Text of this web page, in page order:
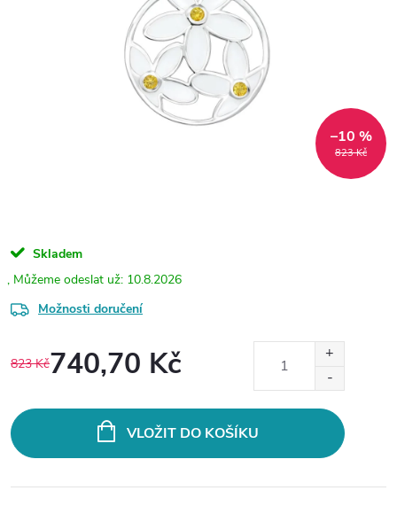
823 Kč
–10 %
Skladem
10.8.2026
Možnosti doručení
823 Kč740,70 Kč
VLOŽIT DO KOŠÍKU